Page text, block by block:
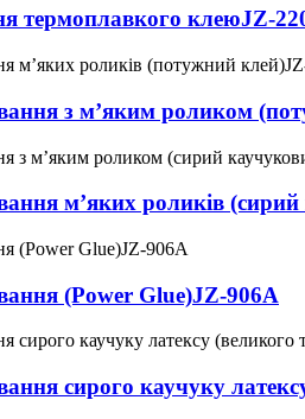
термоплавкого клеюJZ-
з м’яким роликом
м’яких роликів (сирий
(Power Glue)JZ-906A
сирого каучуку